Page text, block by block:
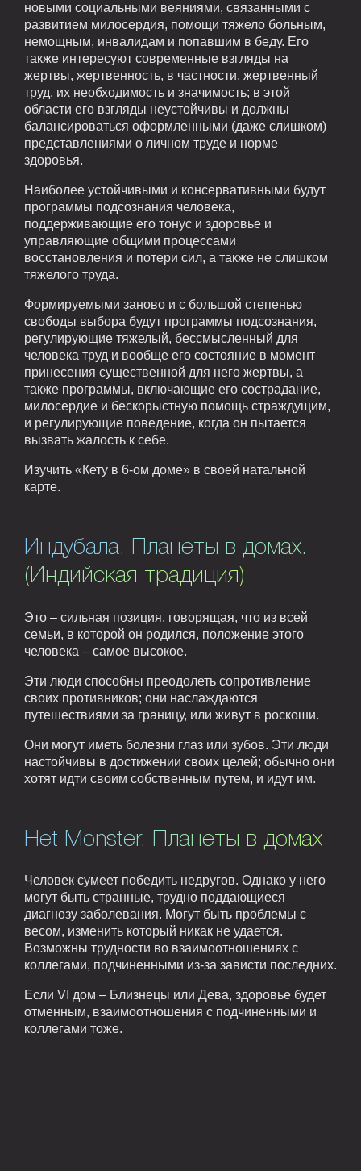
новыми социальными веяниями, связанными с
развитием милосердия, помощи тяжело больным,
немощным, инвалидам и попавшим в беду. Его
также интересуют современные взгляды на
жертвы, жертвенность, в частности, жертвенный
труд, их необходимость и значимость; в этой
области его взгляды неустойчивы и должны
балансироваться оформленными (даже слишком)
представлениями о личном труде и норме
здоровья.
Наиболее устойчивыми и консервативными будут
программы подсознания человека,
поддерживающие его тонус и здоровье и
управляющие общими процессами
восстановления и потери сил, а также не слишком
тяжелого труда.
Формируемыми заново и с большой степенью
свободы выбора будут программы подсознания,
регулирующие тяжелый, бессмысленный для
человека труд и вообще его состояние в момент
принесения существенной для него жертвы, а
также программы, включающие его сострадание,
милосердие и бескорыстную помощь страждущим,
и регулирующие поведение, когда он пытается
вызвать жалость к себе.
Изучить «Кету в 6-ом доме» в своей натальной
карте.
Индубала. Планеты в домах.
(Индийская традиция)
Это – сильная позиция, говорящая, что из всей
семьи, в которой он родился, положение этого
человека – самое высокое.
Эти люди способны преодолеть сопротивление
своих противников; они наслаждаются
путешествиями за границу, или живут в роскоши.
Они могут иметь болезни глаз или зубов. Эти люди
настойчивы в достижении своих целей; обычно они
хотят идти своим собственным путем, и идут им.
Het Monster. Планеты в домах
Человек сумеет победить недругов. Однако у него
могут быть странные, трудно поддающиеся
диагнозу заболевания. Могут быть проблемы с
весом, изменить который никак не удается.
Возможны трудности во взаимоотношениях с
коллегами, подчиненными из-за зависти последних.
Если VI дом – Близнецы или Дева, здоровье будет
отменным, взаимоотношения с подчиненными и
коллегами тоже.